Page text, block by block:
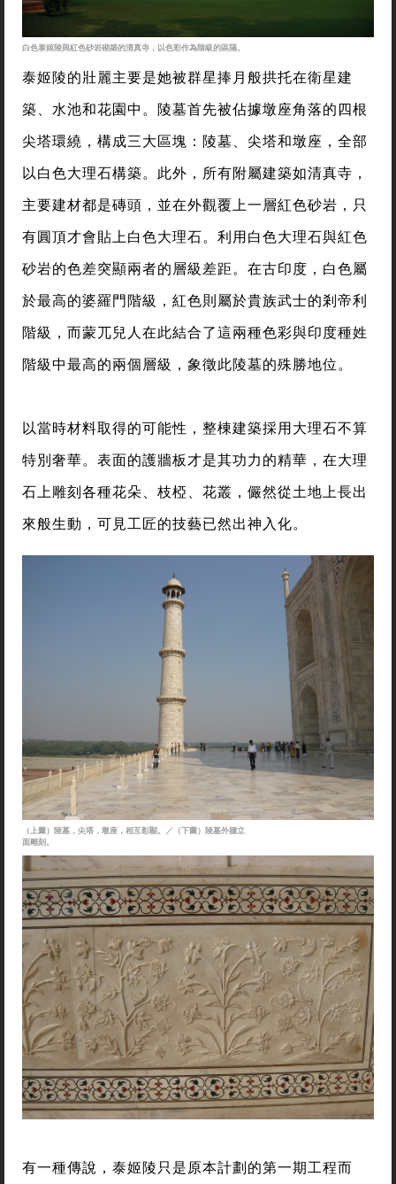
白色泰姬陵與紅色砂岩砌築的清真寺，以色彩作為階級的區隔。
泰姬陵的壯麗主要是她被群星捧月般拱托在衛星建
築、水池和花園中。陵墓首先被佔據墩座角落的四根
尖塔環繞，構成三大區塊：陵墓、尖塔和墩座，全部
以白色大理石構築。此外，所有附屬建築如清真寺，
主要建材都是磚頭，並在外觀覆上一層紅色砂岩，只
有圓頂才會貼上白色大理石。利用白色大理石與紅色
砂岩的色差突顯兩者的層級差距。在古印度，白色屬
於最高的婆羅門階級，紅色則屬於貴族武士的剎帝利
階級，而蒙兀兒人在此結合了這兩種色彩與印度種姓
階級中最高的兩個層級，象徵此陵墓的殊勝地位。
以當時材料取得的可能性，整棟建築採用大理石不算
特別奢華。表面的護牆板才是其功力的精華，在大理
石上雕刻各種花朵、枝椏、花叢，儼然從土地上長出
來般生動，可見工匠的技藝已然出神入化。
（上圖）陵墓，尖塔，墩座，相互彰顯。／（下圖）陵墓外牆立
面雕刻。
有一種傳說，泰姬陵只是原本計劃的第一期工程而